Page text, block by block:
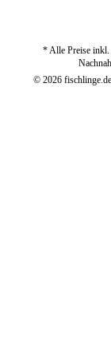
* Alle Preise inkl.
© 2026